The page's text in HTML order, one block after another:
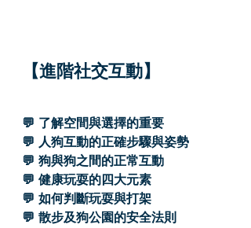
【進階社交互動】
💬 了解空間與選擇的重要
💬 人狗互動的正確步驟與姿勢
💬 狗與狗之間的正常互動
💬 健康玩耍的四大元素
💬 如何判斷玩耍與打架
💬 散步及狗公園的安全法則